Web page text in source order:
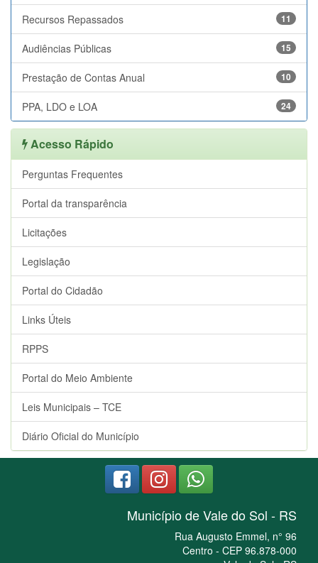
11
Recursos Repassados
15
Audiências Públicas
10
Prestação de Contas Anual
24
PPA, LDO e LOA
Acesso Rápido
Perguntas Frequentes
Portal da transparência
Licitações
Legislação
Portal do Cidadão
Links Úteis
RPPS
Portal do Meio Ambiente
Leis Municipais – TCE
Diário Oficial do Município
Município de Vale do Sol - RS
Rua Augusto Emmel, n° 96
Centro - CEP 96.878-000